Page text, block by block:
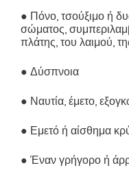
● Πόνο, τσούξιμο ή
σώματος,
πλάτης, του λαιμού,
● Δύσπνοια
● Ναυτία, έμετο,
● Εμετό ή αίσθημα
● Έναν γρήγορο ή